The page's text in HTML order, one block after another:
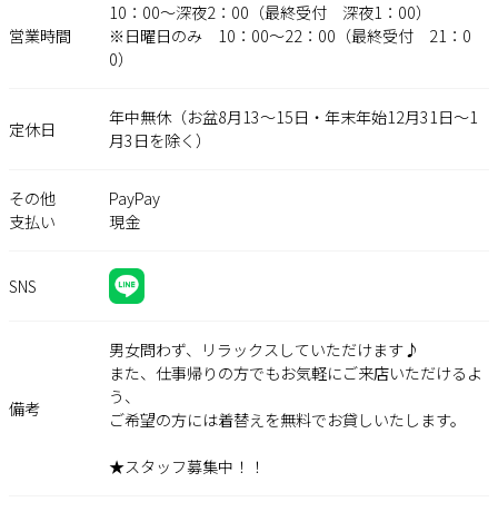
営業時間
10：00〜深夜2：00（最終受付 深夜1：00）
※日曜日のみ 10：00〜22：00（最終受付 21：0
0）
定休日
年中無休（お盆8月13〜15日・年末年始12月31日〜1
月3日を除く）
その他
支払い
PayPay
現金
SNS
備考
男女問わず、リラックスしていただけます♪
また、仕事帰りの方でもお気軽にご来店いただけるよ
う、
ご希望の方には着替えを無料でお貸しいたします。
★スタッフ募集中！！